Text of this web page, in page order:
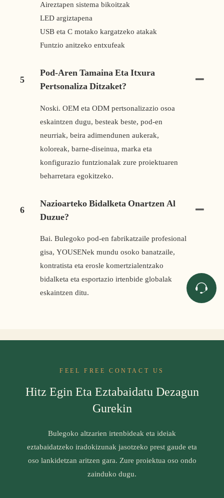
Aireztapen sistema bikoitzak
LED argiztapena
USB eta C motako kargatzeko atakak
Funtzio anitzeko entxufeak
5
Pod-Aren Tamaina Eta Itxura
Pertsonaliza Ditzaket?
Noski. OEM eta ODM pertsonalizazio osoa
eskaintzen dugu, besteak beste, pod-en
neurriak, beira adimendunen aukerak,
koloreak, barne-diseinua, marka eta
konfigurazio funtzionalak zure proiektuaren
beharretara egokitzeko.
6
Nazioarteko Bidalketa Onartzen Al
Duzue?
Bai. Bulegoko pod-en fabrikatzaile profesional
gisa, YOUSENek mundu osoko banatzaile,
kontratista eta erosle komertzialentzako
bidalketa eta esportazio irtenbide globalak
eskaintzen ditu.
FEEL FREE CONTACT US
Hitz Egin Eta Eztabaidatu Dezagun
Gurekin
Bulegoko altzarien irtenbideak eta ideiak
eztabaidatzeko iradokizunak jasotzeko prest gaude eta
oso lankidetzan aritzen gara. Zure proiektua oso ondo
zainduko dugu.